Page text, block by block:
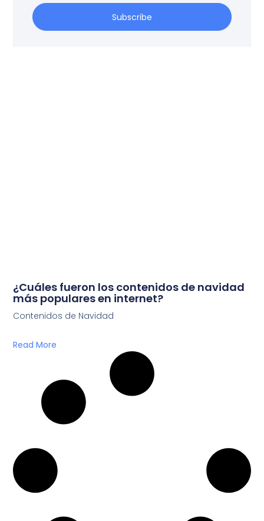
Subscribe
¿Cuáles fueron los contenidos de navidad
más populares en internet?
Contenidos de Navidad
Read More